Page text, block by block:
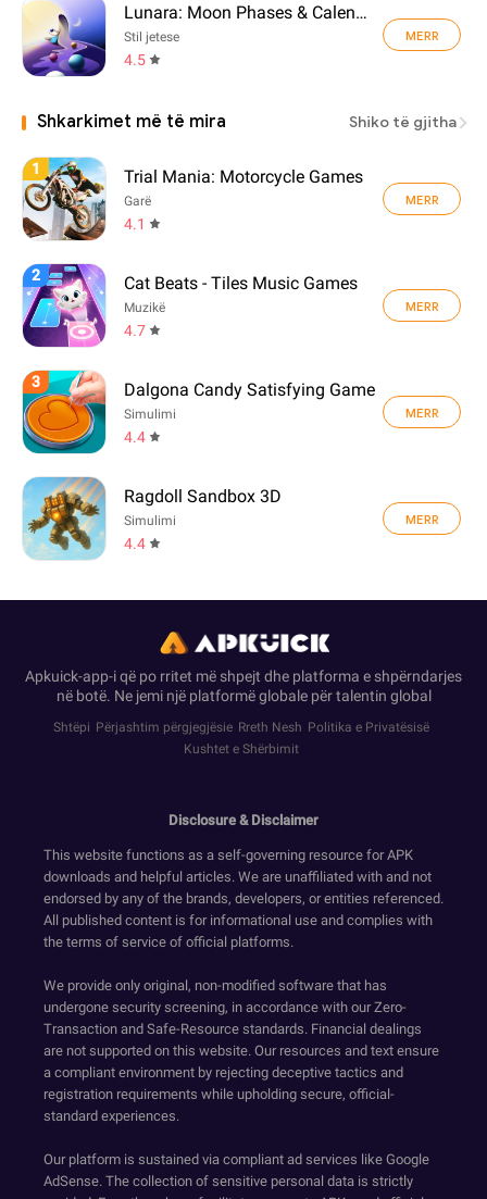
Lunara: Moon Phases & Calendar
Stil jetese
4.5
MERR
Shkarkimet më të mira Shiko të gjitha
1 Trial Mania: Motorcycle Games
Garë
4.1
MERR
2 Cat Beats - Tiles Music Games
Muzikë
4.7
MERR
3 Dalgona Candy Satisfying Game
Simulimi
4.4
MERR
Ragdoll Sandbox 3D
Simulimi
4.4
MERR
Apkuick-app-i që po rritet më shpejt dhe platforma e shpërndarjes
në botë. Ne jemi një platformë globale për talentin global
Shtëpi Përjashtim përgjegjësie Rreth Nesh Politika e Privatësisë
Kushtet e Shërbimit
Disclosure & Disclaimer
This website functions as a self-governing resource for APK
downloads and helpful articles. We are unaffiliated with and not
endorsed by any of the brands, developers, or entities referenced.
All published content is for informational use and complies with
the terms of service of official platforms.
We provide only original, non-modified software that has
undergone security screening, in accordance with our Zero-
Transaction and Safe-Resource standards. Financial dealings
are not supported on this website. Our resources and text ensure
a compliant environment by rejecting deceptive tactics and
registration requirements while upholding secure, official-
standard experiences.
Our platform is sustained via compliant ad services like Google
AdSense. The collection of sensitive personal data is strictly